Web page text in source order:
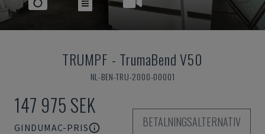
TRUMPF - TrumaBend V50
NL-BEN-TRU-2000-00001
147 975 SEK
GINDUMAC-PRIS
BETALNINGSALTERNATIV